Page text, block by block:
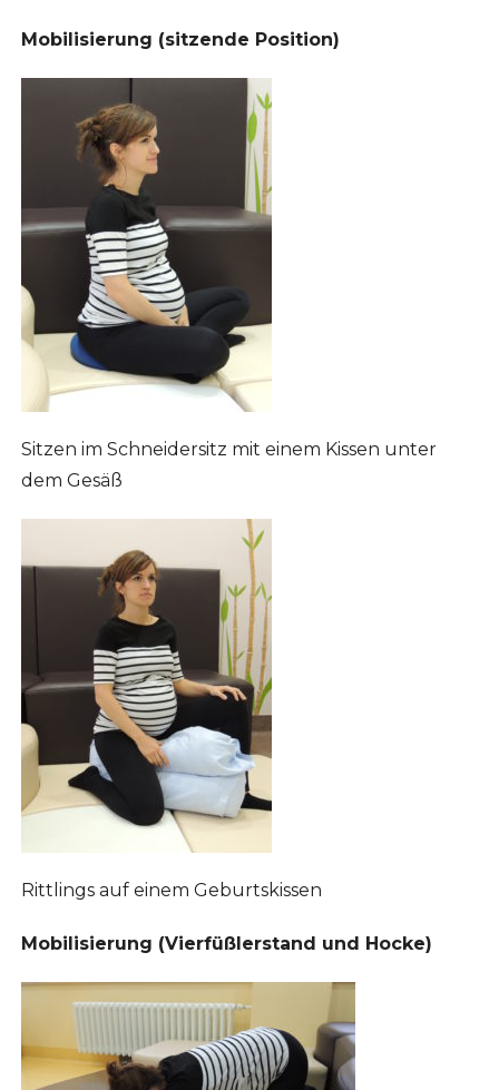
Mobilisierung (sitzende Position)
Sitzen im Schneidersitz mit einem Kissen unter
dem Gesäß
Rittlings auf einem Geburtskissen
Mobilisierung (Vierfüßlerstand und Hocke)